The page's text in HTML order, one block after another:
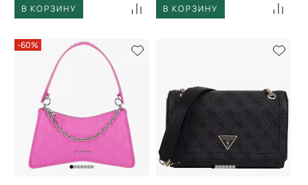
В КОРЗИНУ
В КОРЗИНУ
-60%